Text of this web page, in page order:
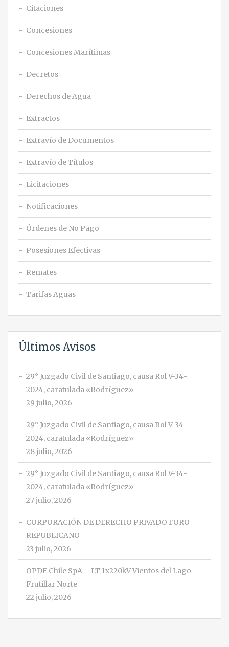
Citaciones
Concesiones
Concesiones Marítimas
Decretos
Derechos de Agua
Extractos
Extravío de Documentos
Extravío de Títulos
Licitaciones
Notificaciones
Órdenes de No Pago
Posesiones Efectivas
Remates
Tarifas Aguas
Últimos Avisos
29° Juzgado Civil de Santiago, causa Rol V-34-
2024, caratulada «Rodríguez»
29 julio, 2026
29° Juzgado Civil de Santiago, causa Rol V-34-
2024, caratulada «Rodríguez»
28 julio, 2026
29° Juzgado Civil de Santiago, causa Rol V-34-
2024, caratulada «Rodríguez»
27 julio, 2026
CORPORACIÓN DE DERECHO PRIVADO FORO
REPUBLICANO
23 julio, 2026
OPDE Chile SpA – LT 1x220kV Vientos del Lago –
Frutillar Norte
22 julio, 2026